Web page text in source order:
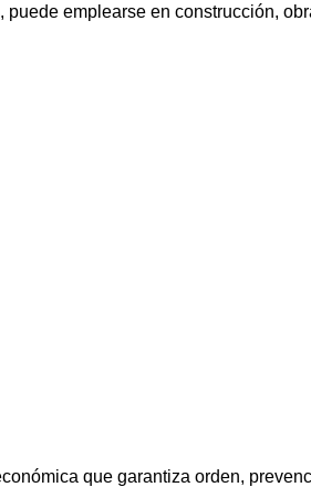
emplearse en construcción,
que garantiza orden,